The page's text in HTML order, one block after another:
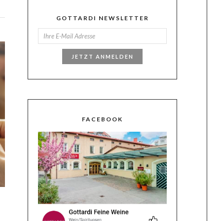
GOTTARDI NEWSLETTER
JETZT ANMELDEN
FACEBOOK